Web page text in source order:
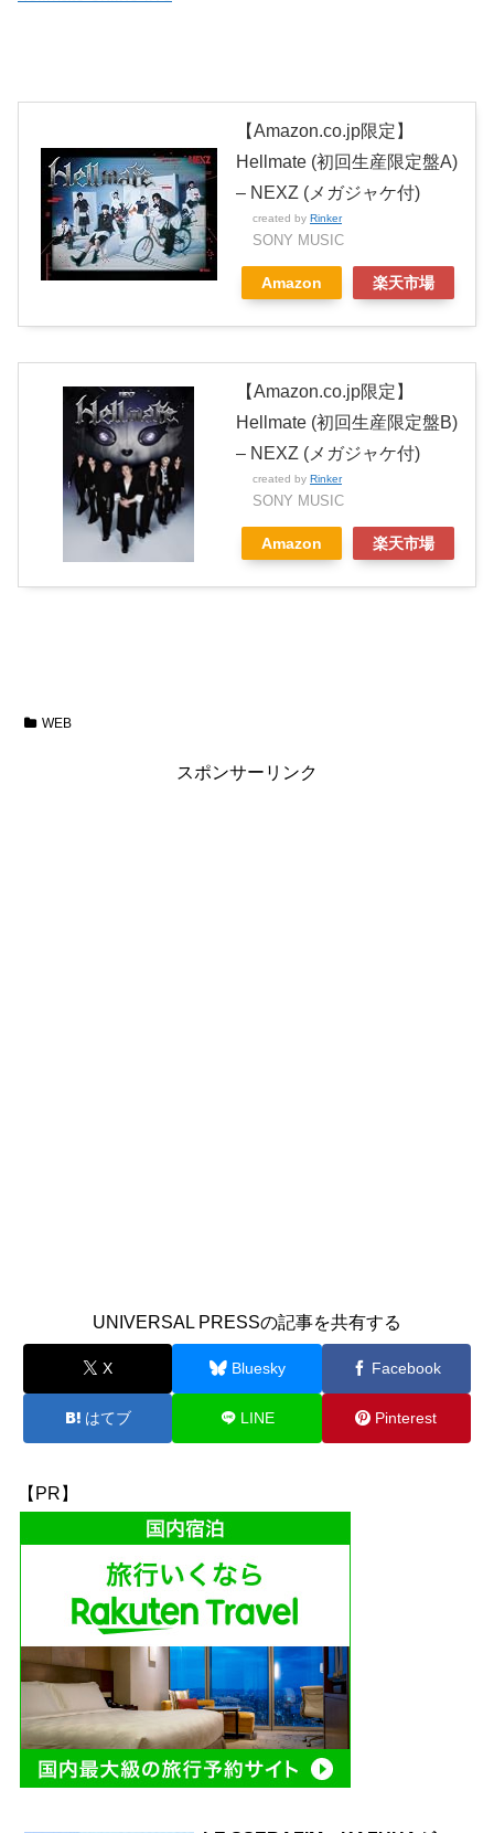
【Amazon.co.jp限定】
Hellmate (初回生産限定盤A)
– NEXZ (メガジャケ付)
created by Rinker
SONY MUSIC
Amazon 楽天市場
【Amazon.co.jp限定】
Hellmate (初回生産限定盤B)
– NEXZ (メガジャケ付)
created by Rinker
SONY MUSIC
Amazon 楽天市場
WEB
スポンサーリンク
UNIVERSAL PRESSの記事を共有する
X Bluesky Facebook
はてブ LINE Pinterest
【PR】